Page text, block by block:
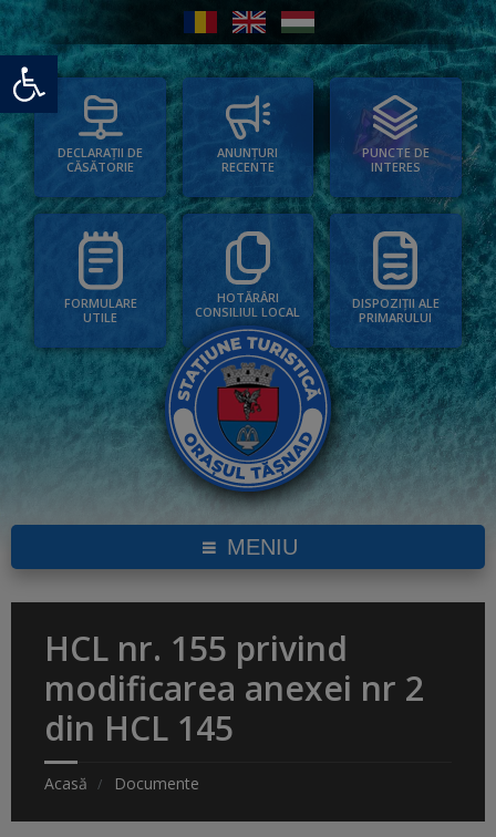
Deschide bara de unelte
DECLARAȚII DE
CĂSĂTORIE
ANUNȚURI
RECENTE
PUNCTE DE
INTERES
FORMULARE
UTILE
HOTĂRÂRI
CONSILIUL LOCAL
DISPOZIȚII ALE
PRIMARULUI
MENIU
HCL nr. 155 privind
modificarea anexei nr 2
din HCL 145
Acasă Documente